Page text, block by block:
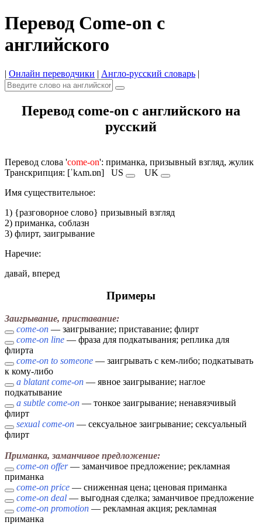
Перевод Come-on с
английского
| Онлайн переводчики | Англо-русский словарь |
Перевод come-on с английского на
русский
Перевод слова 'come-on': приманка, призывный взгляд, жулик
Транскрипция: [ˈkʌm.ɒn] US
UK
Имя cуществительное:
1) {разговорное слово} призывный взгляд
2) приманка, соблазн
3) флирт, заигрывание
Наречие:
давай, вперед
Примеры
Заигрывание, приставание:
come-on — заигрывание; приставание; флирт
come-on line — фраза для подкатывания; реплика для
флирта
come-on to someone — заигрывать с кем-либо; подкатывать
к кому-либо
a blatant come-on — явное заигрывание; наглое
подкатывание
a subtle come-on — тонкое заигрывание; ненавязчивый
флирт
sexual come-on — сексуальное заигрывание; сексуальный
флирт
Приманка, заманчивое предложение:
come-on offer— заманчивое предложение; рекламная
приманка
come-on price — сниженная цена; ценовая приманка
come-on deal — выгодная сделка; заманчивое предложение
come-on promotion — рекламная акция; рекламная
приманка